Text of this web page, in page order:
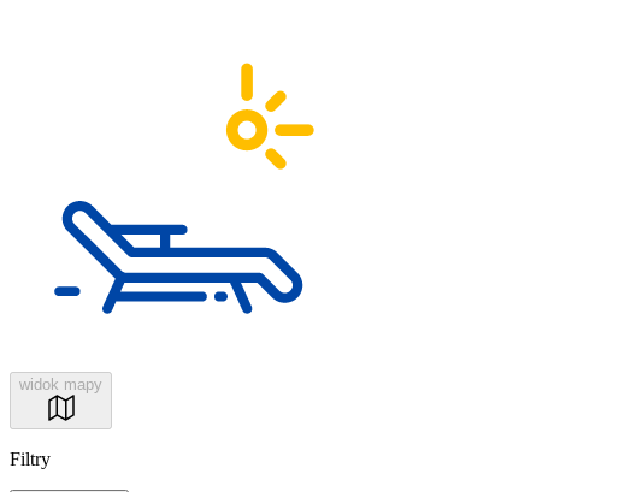
widok mapy
Filtry